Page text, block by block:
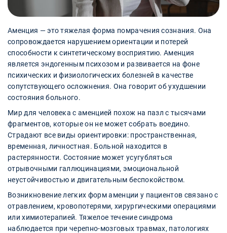
Аменция — это тяжелая форма помрачения сознания. Она
сопровождается нарушением ориентации и потерей
способности к синтетическому восприятию. Аменция
является эндогенным психозом и развивается на фоне
психических и физиологических болезней в качестве
сопутствующего осложнения. Она говорит об ухудшении
состояния больного.
Мир для человека с аменцией похож на пазл с тысячами
фрагментов, которые он не может собрать воедино.
Страдают все виды ориентировки: пространственная,
временная, личностная. Больной находится в
растерянности. Состояние может усугубляться
отрывочными галлюцинациями, эмоциональной
неустойчивостью и двигательным беспокойством.
Возникновение легких форм аменции у пациентов связано с
отравлением, кровопотерями, хирургическими операциями
или химиотерапией. Тяжелое течение синдрома
наблюдается при черепно-мозговых травмах, патологиях